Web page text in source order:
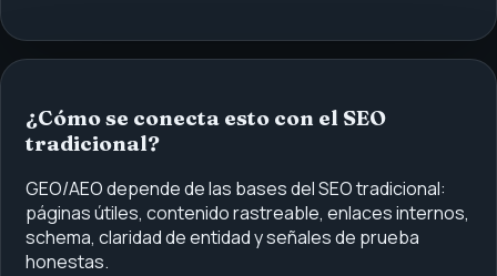
¿Cómo se conecta esto con el SEO
tradicional?
GEO/AEO depende de las bases del SEO tradicional:
páginas útiles, contenido rastreable, enlaces internos,
schema, claridad de entidad y señales de prueba
honestas.